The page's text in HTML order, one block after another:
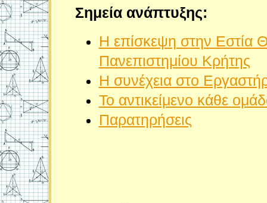
Σημεία ανάπτυξης:
Η επίσκεψη στην Εστία
Πανεπιστημίου Κρήτης
Η συνέχεια στο
Το αντικείμενο κάθε
Παρατηρήσεις